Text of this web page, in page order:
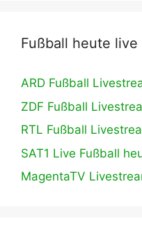
Fußball heute live
ARD Fußball
ZDF Fußball
RTL Fußball
SAT1 Live Fußball
MagentaTV